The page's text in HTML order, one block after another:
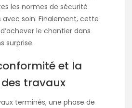
les normes de sécurité
avec soin. Finalement, cette
le chantier dans
surprise.
et la
travaux
terminés, une phase de